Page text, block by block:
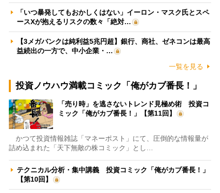
「いつ暴発してもおかしくはない」イーロン・マスク氏とスペ
ースXが抱えるリスクの数々「絶対…
【3メガバンクは純利益5兆円超】銀行、商社、ゼネコンは最高
益続出の一方で、中小企業・…
一覧を見る
投資ノウハウ満載コミック「俺がカブ番長！」
「売り時」を逃さないトレンド見極め術 投資コ
ミック「俺がカブ番長！」【第11回】
かつて投資情報雑誌「マネーポスト」にて、圧倒的な情報量が
詰め込まれた「天下無敵の株コミック」とし…
テクニカル分析・集中講義 投資コミック「俺がカブ番長！」
【第10回】